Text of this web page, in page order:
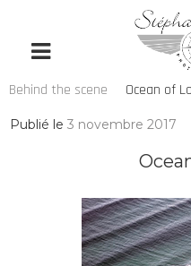
Behind the scene Ocean of
Publié le3 novembre 2017